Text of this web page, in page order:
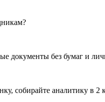
документы без бумаг и
собирайте аналитику в 2